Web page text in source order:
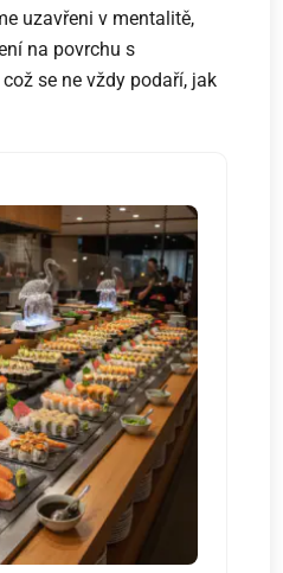
uzavřeni v mentalitě,
na povrchu s
což se ne vždy podaří, jak